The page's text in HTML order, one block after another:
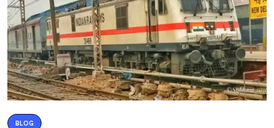
BLOG